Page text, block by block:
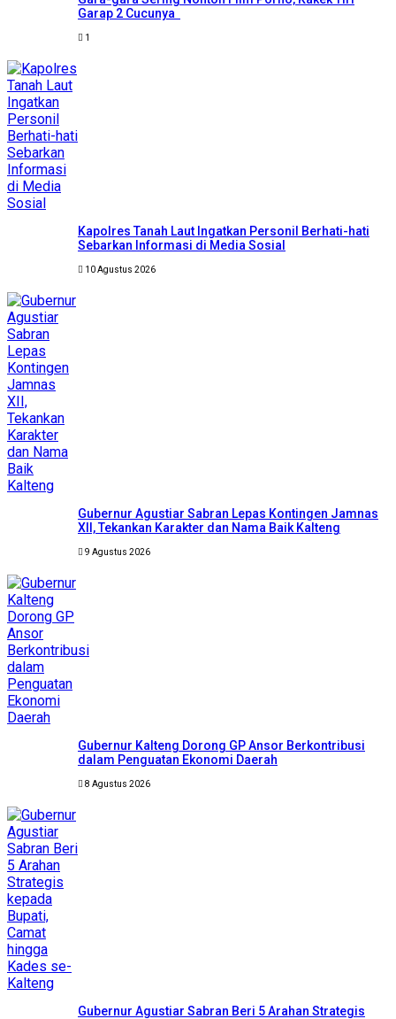
Garap 2 Cucunya
1
Kapolres Tanah Laut Ingatkan Personil Berhati-hati
Sebarkan Informasi di Media Sosial
10 Agustus 2026
Gubernur Agustiar Sabran Lepas Kontingen Jamnas
XII, Tekankan Karakter dan Nama Baik Kalteng
9 Agustus 2026
Gubernur Kalteng Dorong GP Ansor Berkontribusi
dalam Penguatan Ekonomi Daerah
8 Agustus 2026
Gubernur Agustiar Sabran Beri 5 Arahan Strategis